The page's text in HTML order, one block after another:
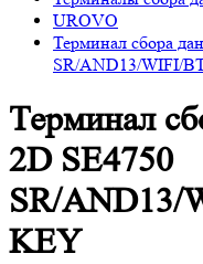
UROVO
Терминал сбора
SR/AND13/WIFI/
Терминал
2D SE4750
SR/AND13/
KEY